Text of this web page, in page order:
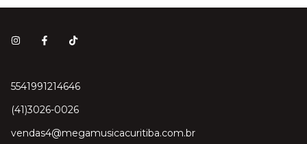
5541991214646
(41)3026-0026
vendas4@megamusicacuritiba.com.br